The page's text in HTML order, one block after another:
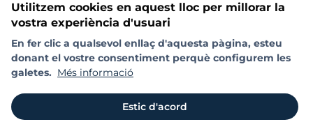
Segueix-nos a les xarxes socials
Contacte
Utilitzem cookies en aquest lloc per millorar la
vostra experiència d'usuari
En fer clic a qualsevol enllaç d'aquesta pàgina, esteu
donant el vostre consentiment perquè configurem les
galetes. Més informació
Estic d'acord